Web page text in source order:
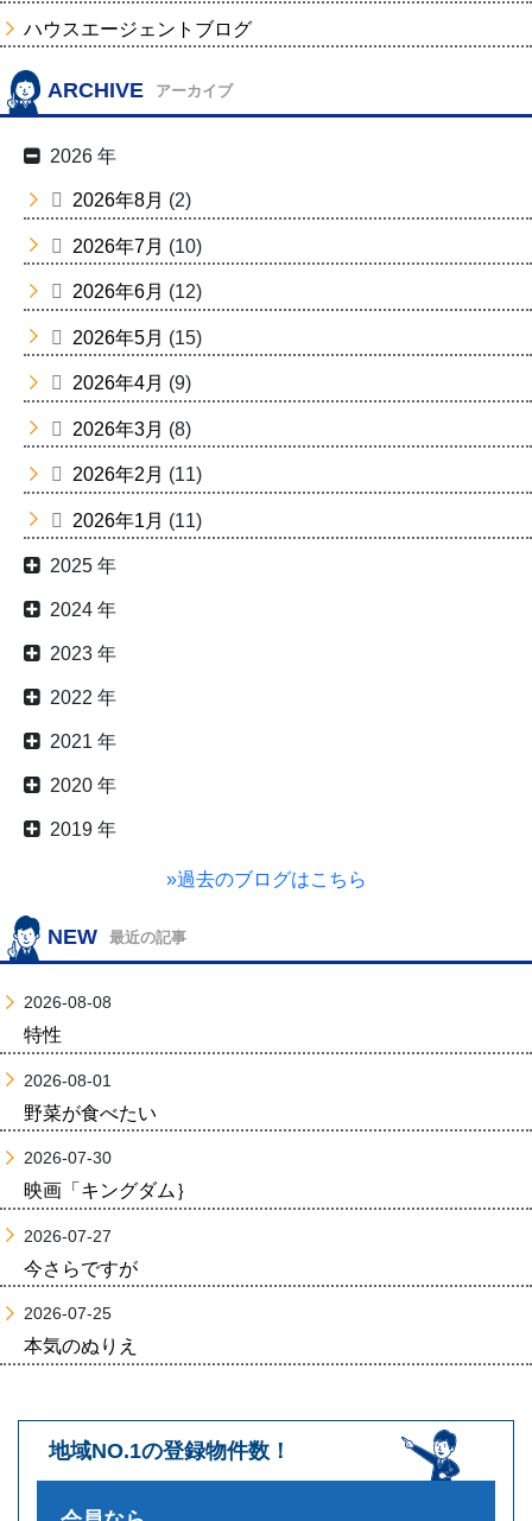
ハウスエージェントブログ
ARCHIVE アーカイブ
2026 年
2026年8月 (2)
2026年7月 (10)
2026年6月 (12)
2026年5月 (15)
2026年4月 (9)
2026年3月 (8)
2026年2月 (11)
2026年1月 (11)
2025 年
2024 年
2023 年
2022 年
2021 年
2020 年
2019 年
»過去のブログはこちら
NEW 最近の記事
2026-08-08
特性
2026-08-01
野菜が食べたい
2026-07-30
映画「キングダム｝
2026-07-27
今さらですが
2026-07-25
本気のぬりえ
地域NO.1の登録物件数！